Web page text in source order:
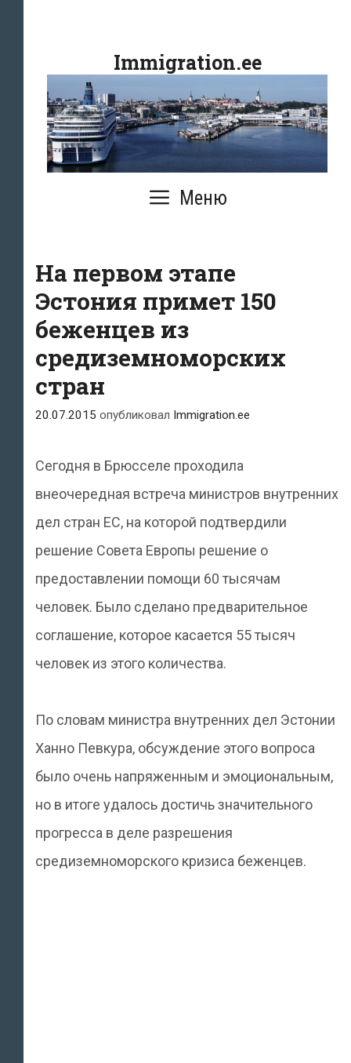
содержимомуImmigration.ee
Меню
На первом этапе
Эстония примет 150
беженцев из
средиземноморских
стран
20.07.2015 опубликовал Immigration.ee
Сегодня в Брюсселе проходила
внеочередная встреча министров внутренних
дел стран ЕС, на которой подтвердили
решение Совета Европы решение о
предоставлении помощи 60 тысячам
человек. Было сделано предварительное
соглашение, которое касается 55 тысяч
человек из этого количества.
По словам министра внутренних дел Эстонии
Ханно Певкура, обсуждение этого вопроса
было очень напряженным и эмоциональным,
но в итоге удалось достичь значительного
прогресса в деле разрешения
средиземноморского кризиса беженцев.